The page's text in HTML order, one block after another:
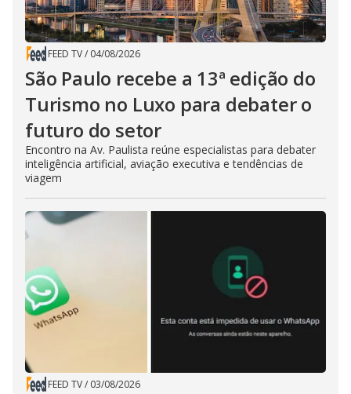
FEED TV/ 04/08/2026
São Paulo recebe a 13ª edição do
Turismo no Luxo para debater o
futuro do setor
Encontro na Av. Paulista reúne especialistas para debater
inteligência artificial, aviação executiva e tendências de
viagem
FEED TV/ 03/08/2026